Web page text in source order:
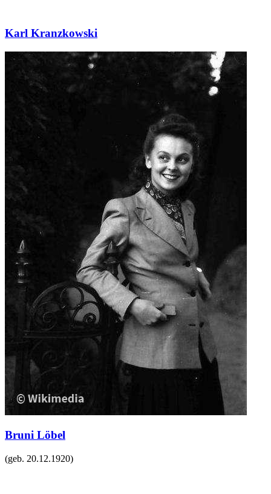
Karl Kranzkowski
Bruni Löbel
(geb. 20.12.1920)